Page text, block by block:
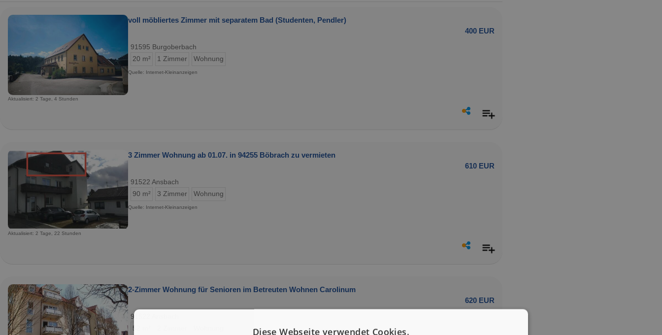
voll möbliertes Zimmer mit separatem Bad (Studenten, Pendler)
400 EUR
91595 Burgoberbach
20 m²
1 Zimmer Wohnung
Quelle: Internet-Kleinanzeigen
Aktualisiert: 2 Tage, 4 Stunden
3 Zimmer Wohnung ab 01.07. in 94255 Böbrach zu vermieten
610 EUR
91522 Ansbach
90 m²
3 Zimmer Wohnung
Quelle: Internet-Kleinanzeigen
Aktualisiert: 2 Tage, 22 Stunden
2-Zimmer Wohnung für Senioren im Betreuten Wohnen Carolinum
620 EUR
91522 Ansbach
52 m²
Diese Webseite verwendet Cookies.